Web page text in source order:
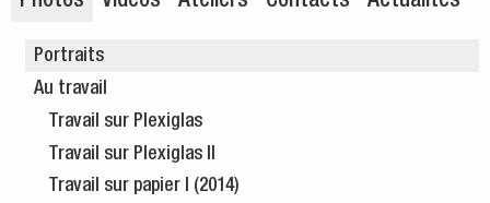
Portraits
Au travail
Travail sur Plexiglas
Travail sur Plexiglas II
Travail sur papier I (2014)